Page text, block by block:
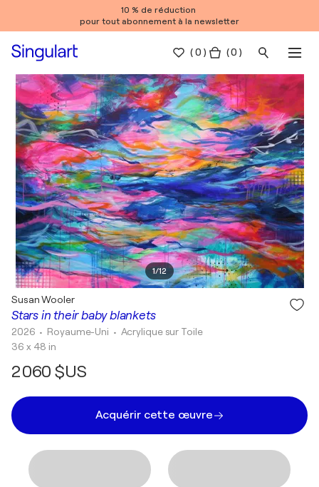
10 % de réduction
pour tout abonnement à la newsletter
(0 ) ( 0 )
1/12
Stars in their baby blankets
Susan Wooler
2026 • Royaume-Uni • Acrylique sur Toile
36 x 48 in
2 060 $US
Acquérir cette œuvre